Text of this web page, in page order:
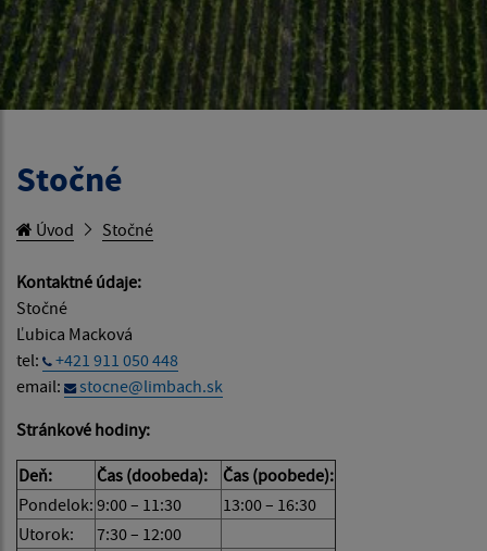
Stočné
Úvod Stočné
Kontaktné údaje:
Stočné
Ľubica Macková
tel:
+421 911 050 448
email:
stocne@limbach.sk
Stránkové hodiny:
Deň: Čas (doobeda):
Čas (poobede):
Pondelok: 9:00 – 11:30
13:00 – 16:30
Utorok:
7:30 – 12:00